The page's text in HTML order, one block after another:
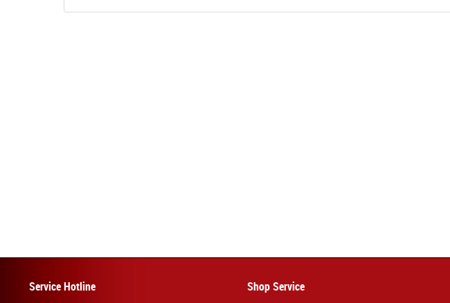
Service Hotline Shop Service